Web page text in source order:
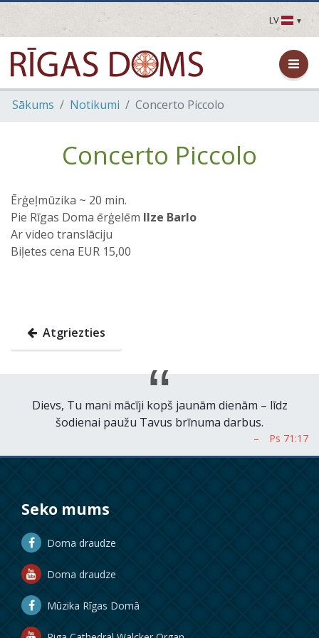
LV
LV
EN
DE
FR
Sākums Notikumi Concerto Piccolo
Concerto Piccolo
Ērģeļmūzika ~ 20 min.
Pie Rīgas Doma ērģelēm Ilze Barlo
Ar video translāciju
Biļetes cena EUR 15,00
Atgriezties
Dievs, Tu mani mācīji kopš jaunām dienām – līdz
šodienai paužu Tavus brīnuma darbus.
Seko mums
Doma draudze
Doma draudze
Mūzika Rīgas Domā